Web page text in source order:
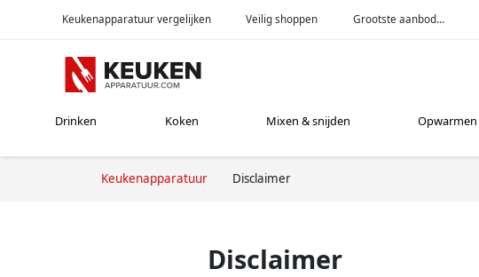
Keukenapparatuur vergelijken Veilig shoppen Grootste aanbod...
Drinken Koken Mixen & snijden Opwarmen
Keukenapparatuur Disclaimer
Disclaimer